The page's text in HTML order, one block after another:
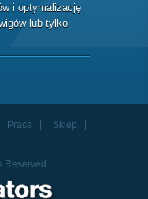
i optymalizację
lub tylko
Praca
Sklep
Reserved